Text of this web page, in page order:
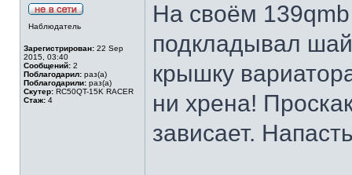
Наблюдатель
Зарегистрирован: 22 Sep
2015, 03:40
Сообщений: 2
Поблагодарил: раз(а)
Поблагодарили: раз(а)
Скутер: RC50QT-15K RACER
Стаж: 4
На своём
подкладывал
крышку
ни хрена!
зависает.